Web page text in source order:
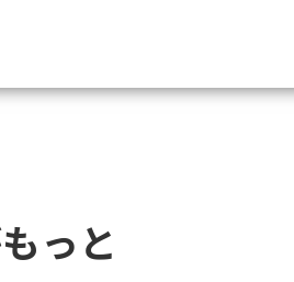
・短大の資料種類から請求
っと